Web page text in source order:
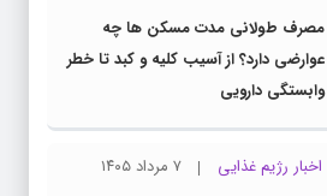
مصرف طولانی مدت مسکن ها چه
عوارضی دارد؟ از آسیب کلیه و کبد تا خطر
وابستگی دارویی
اخبار رژیم غذایی
۷ مرداد ۱۴۰۵